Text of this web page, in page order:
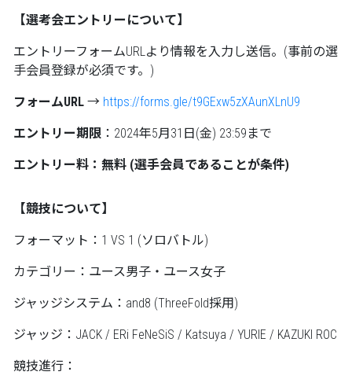
【選考会エントリーについて】
エントリーフォームURLより情報を入力し送信。(事前の選
手会員登録が必須です。)
フォームURL → https://forms.gle/t9GExw5zXAunXLnU9
エントリー期限 ：2024年5月31日(金) 23:59まで
エントリー料：無料 (選手会員であることが条件)
【競技について】
フォーマット：1 VS 1 (ソロバトル)
カテゴリー：ユース男子・ユース女子
ジャッジシステム：and8 (ThreeFold採用)
ジャッジ：JACK / ERi FeNeSiS / Katsuya / YURIE / KAZUKI ROC
競技進行：